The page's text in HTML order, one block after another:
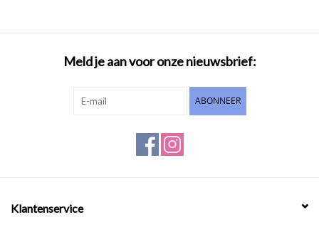
Meld je aan voor onze nieuwsbrief:
ABONNEER
Klantenservice